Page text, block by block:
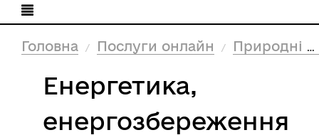
Головна Послуги онлайн Природні ресурси та екологія
Енергетика,
енергозбереження